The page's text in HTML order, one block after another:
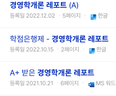
경영학개론 레포트 (A)
등록일 2022.12.02 ㆍ5페이지 ㆍ 한글
학점은행제 - 경영학개론 레포트
등록일 2022.10.15 ㆍ2페이지 ㆍ 한글
A+ 받은 경영학개론 레포트
등록일 2021.10.21 ㆍ6페이지 ㆍ MS 워드